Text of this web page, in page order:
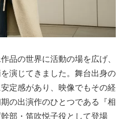
品の世界に活動の場を広げ、
演じてきました。舞台出身の
定感があり、映像でもその経
の出演作のひとつである『相
部・笛吹悦子役として登場